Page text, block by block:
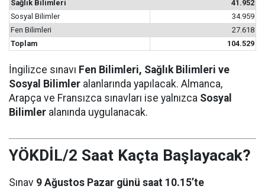
Sağlık Bilimleri
41.952
Sosyal Bilimler
34.959
Fen Bilimleri
27.618
Toplam
104.529
İngilizce sınavı Fen Bilimleri, Sağlık Bilimleri ve
Sosyal Bilimler alanlarında yapılacak. Almanca,
Arapça ve Fransızca sınavları ise yalnızca Sosyal
Bilimler alanında uygulanacak.
YÖKDİL/2 Saat Kaçta Başlayacak?
Sınav 9 Ağustos Pazar günü saat 10.15’te